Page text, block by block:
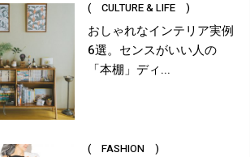
( CULTURE & LIFE )
おしゃれなインテリア実例
6選。センスがいい人の
「本棚」ディ...
( FASHION )